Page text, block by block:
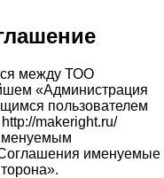
между ТОО
«Администрация
пользователем
makeright.ru/
Соглашения именуемые